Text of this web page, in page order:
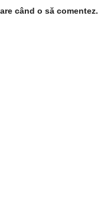
când o să comentez.